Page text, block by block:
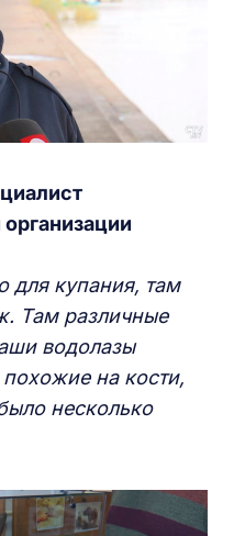
для купания, там
Там различные
водолазы
на кости,
несколько